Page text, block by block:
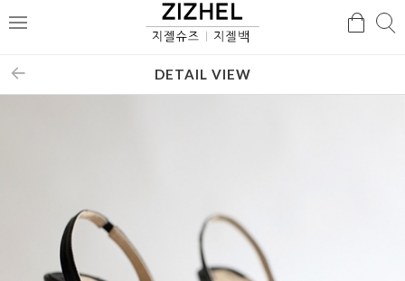
메
검
DETAIL VIEW